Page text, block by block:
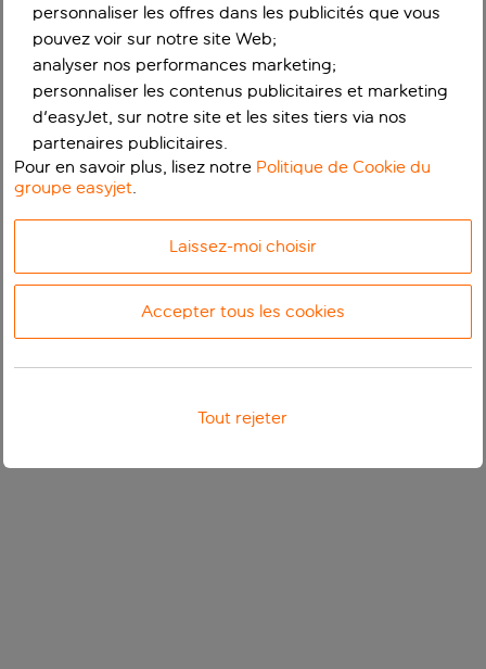
personnaliser les offres dans les publicités que vous
pouvez voir sur notre site Web;
analyser nos performances marketing;
personnaliser les contenus publicitaires et marketing
d'easyJet, sur notre site et les sites tiers via nos
partenaires publicitaires.
Pour en savoir plus, lisez notre Politique de Cookie du
groupe easyjet.
Laissez-moi choisir
Accepter tous les cookies
Tout rejeter